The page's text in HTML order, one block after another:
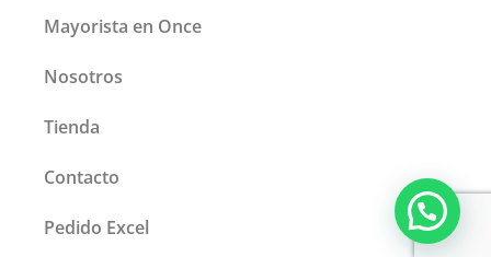
Mayorista en Once
Nosotros
Tienda
Contacto
Pedido Excel